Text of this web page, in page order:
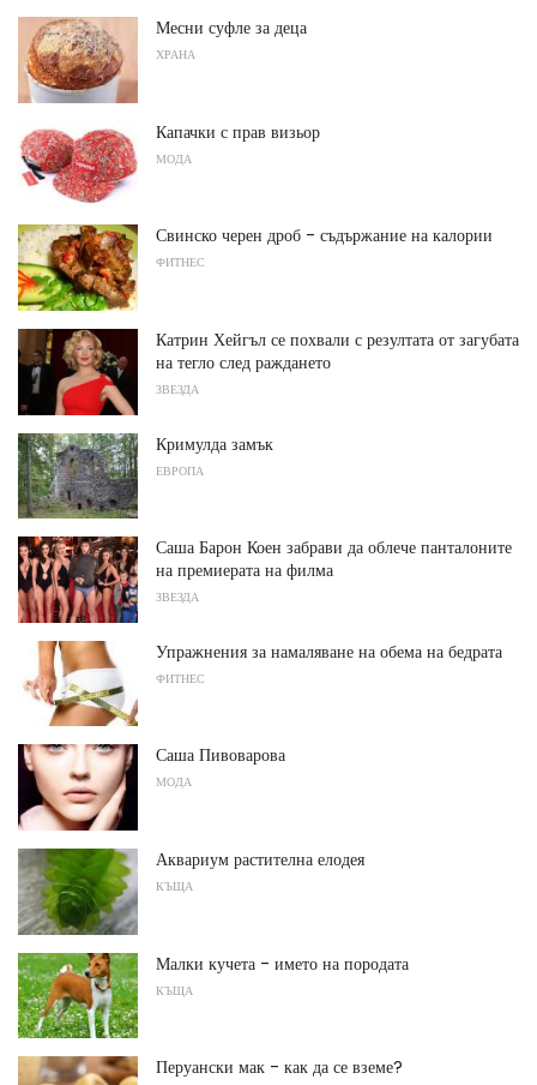
Месни суфле за деца
ХРАНА
Капачки с прав визьор
МОДА
Свинско черен дроб - съдържание на калории
ФИТНЕС
Катрин Хейгъл се похвали с резултата от загубата
на тегло след раждането
ЗВЕЗДА
Кримулда замък
ЕВРОПА
Саша Барон Коен забрави да облече панталоните
на премиерата на филма
ЗВЕЗДА
Упражнения за намаляване на обема на бедрата
ФИТНЕС
Саша Пивоварова
МОДА
Аквариум растителна елодея
КЪЩА
Малки кучета - името на породата
КЪЩА
Перуански мак - как да се вземе?